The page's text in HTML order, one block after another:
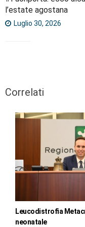
l’estate agostana
Luglio 30, 2026
Correlati
Leucodistrofia
neonatale